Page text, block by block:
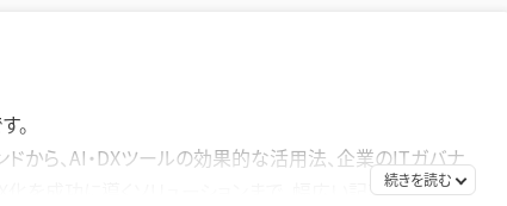
。
ドから、AI・DXツールの効果的な活用法、企業のITガバナ
化を成功に導くソリューションまで、幅広い記事を提供して